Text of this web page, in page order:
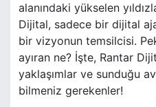
alanındaki yükselen
Dijital, sadece bir dijital
bir vizyonun temsilcisi.
ayıran ne? İşte, Rantar
yaklaşımlar ve sunduğu
bilmeniz gerekenler!